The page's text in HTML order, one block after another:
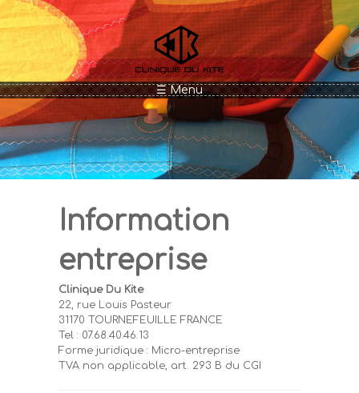
Aller au contenu principal
☰ Menu
Information
entreprise
Clinique Du Kite
22, rue Louis Pasteur
31170 TOURNEFEUILLE FRANCE
Tel : 07.68.40.46.13
Forme juridique : Micro-entreprise
TVA non applicable, art. 293 B du CGI